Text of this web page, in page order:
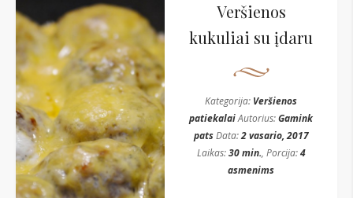
Veršienos
kukuliai su įdaru
Kategorija: Veršienos
patiekalaiAutorius:Gamink
patsData:2 vasario, 2017
Laikas:30 min., Porcija:4
asmenims